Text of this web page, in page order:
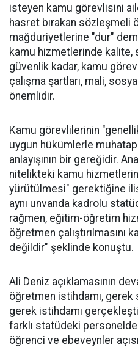
isteyen kamu görevlisini
hasret bırakan sözleşmeli
mağduriyetlerine "dur"
kamu hizmetlerinde kalite,
güvenlik kadar, kamu
çalışma şartları, mali,
önemlidir.
Kamu görevlilerinin
uygun hükümlerle muhatap
anlayışının bir gereğidir.
nitelikteki kamu
yürütülmesi" gerektiğine
aynı unvanda kadrolu
rağmen, eğitim-öğretim
öğretmen çalıştırılmasını
değildir" şeklinde konuştu.
Ali Deniz açıklamasının
öğretmen istihdamı,
gerek istihdamı
farklı statüdeki
öğrenci ve ebeveynler